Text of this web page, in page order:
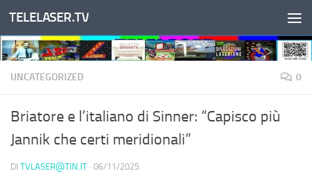
Salta al contenuto
TELELASER.TV
UNCATEGORIZED 0
Briatore e l’italiano di Sinner: “Capisco più
Jannik che certi meridionali”
DI TVLASER@TIN.IT · 06/11/2025